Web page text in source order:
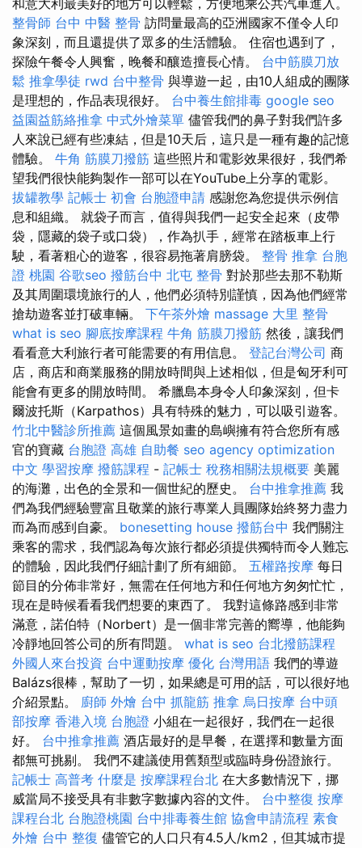
和意大利最美好的地方可以輕鬆，方便地乘公共汽車進入。
整骨師 台中 中醫 整骨 訪問量最高的亞洲國家不僅令人印
象深刻，而且還提供了眾多的生活體驗。 住宿也遇到了，
探險午餐令人興奮，晚餐和釀造擅長心情。 台中筋膜刀放
鬆 推拿學徒 rwd 台中整骨 與導遊一起，由10人組成的團隊
是理想的，作品表現很好。 台中養生館排毒 google seo
益園益筋絡推拿 中式外燴菜單 儘管我們的鼻子對我們許多
人來說已經有些凍結，但是10天后，這只是一種有趣的記憶
體驗。 牛角 筋膜刀撥筋 這些照片和電影效果很好，我們希
望我們很快能夠製作一部可以在YouTube上分享的電影。
拔罐教學 記帳士 初會 台胞證申請 感謝您為您提供示例信
息和組織。 就袋子而言，值得與我們一起安全起來（皮帶
袋，隱藏的袋子或口袋），作為扒手，經常在踏板車上行
駛，看著粗心的遊客，很容易拖著肩膀袋。 整骨 推拿 台胞
證 桃園 谷歌seo 撥筋台中 北屯 整骨 對於那些去那不勒斯
及其周圍環境旅行的人，他們必須特別謹慎，因為他們經常
搶劫遊客並打破車輛。 下午茶外燴 massage 大里 整骨
what is seo 腳底按摩課程 牛角 筋膜刀撥筋 然後，讓我們
看看意大利旅行者可能需要的有用信息。 登記台灣公司 商
店，商店和商業服務的開放時間與上述相似，但是匈牙利可
能會有更多的開放時間。 希臘島本身令人印象深刻，但卡
爾波托斯（Karpathos）具有特殊的魅力，可以吸引遊客。
竹北中醫診所推薦 這個風景如畫的島嶼擁有符合您所有感
官的寶藏 台胞證 高雄 自助餐 seo agency optimization
中文 學習按摩 撥筋課程 - 記帳士 稅務相關法規概要 美麗
的海灘，出色的全景和一個世紀的歷史。 台中推拿推薦 我
們為我們經驗豐富且敬業的旅行專業人員團隊始終努力盡力
而為而感到自豪。 bonesetting house 撥筋台中 我們關注
乘客的需求，我們認為每次旅行都必須提供獨特而令人難忘
的體驗，因此我們仔細計劃了所有細節。 五權路按摩 每日
節目的分佈非常好，無需在任何地方和任何地方匆匆忙忙，
現在是時候看看我們想要的東西了。 我對這條路感到非常
滿意，諾伯特（Norbert）是一個非常完善的嚮導，他能夠
冷靜地回答公司的所有問題。 what is seo 台北撥筋課程
外國人來台投資 台中運動按摩 優化 台灣用語 我們的導遊
Balázs很棒，幫助了一切，如果總是可用的話，可以很好地
介紹景點。 廚師 外燴 台中 抓龍筋 推拿 烏日按摩 台中頭
部按摩 香港入境 台胞證 小組在一起很好，我們在一起很
好。 台中推拿推薦 酒店最好的是早餐，在選擇和數量方面
都無可挑剔。 我們不建議使用舊類型或臨時身份證旅行。
記帳士 高普考 什麼是 按摩課程台北 在大多數情況下，挪
威當局不接受具有非數字數據內容的文件。 台中整復 按摩
課程台北 台胞證桃園 台中排毒養生館 協會申請流程 素食
外燴 台中 整復 儘管它的人口只有4.5人/km2，但其城市提